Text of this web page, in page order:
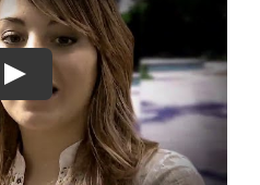
LAWYER
BLOG